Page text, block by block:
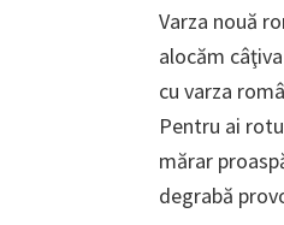
Varza nouă
alocăm
cu varza
Pentru ai
mărar
degrabă